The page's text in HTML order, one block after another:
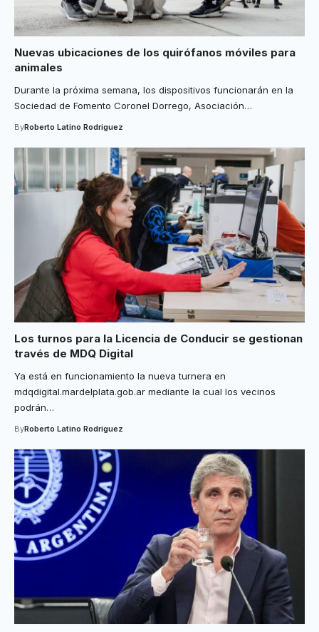
Nuevas ubicaciones de los quirófanos móviles para
animales
Durante la próxima semana, los dispositivos funcionarán en la
Sociedad de Fomento Coronel Dorrego, Asociación…
ByRoberto Latino Rodriguez
Los turnos para la Licencia de Conducir se gestionan
través de MDQ Digital
Ya está en funcionamiento la nueva turnera en
mdqdigital.mardelplata.gob.ar mediante la cual los vecinos
podrán…
ByRoberto Latino Rodriguez